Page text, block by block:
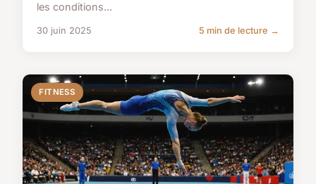
les conditions...
30 juin 2025 5 min de lecture →
FITNESS